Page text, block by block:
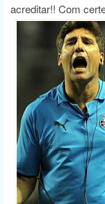
acreditar!! Com